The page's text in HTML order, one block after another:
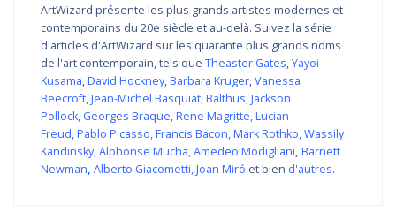
ArtWizard présente les plus grands artistes modernes et
contemporains du 20e siècle et au-delà. Suivez la série
d'articles d'ArtWizard sur les quarante plus grands noms
de l'art contemporain, tels que Theaster Gates,Yayoi
Kusama,David Hockney,Barbara Kruger,Vanessa
Beecroft,Jean-Michel Basquiat,Balthus,Jackson
Pollock, Georges Braque,Rene Magritte,Lucian
Freud,Pablo Picasso,Francis Bacon,Mark Rothko,Wassily
Kandinsky,Alphonse Mucha,Amedeo Modigliani, Barnett
Newman, Alberto Giacometti,Joan Miró et bien d'autres.